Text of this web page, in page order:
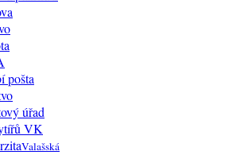
pošta
úřad
VK
Valašská